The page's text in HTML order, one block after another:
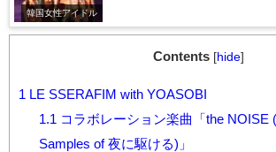
韓国女性アイドル
Contents [hide]
1
LE SSERAFIM with YOASOBI
1.1
コラボレーション楽曲「the NOISE
Samples of 夜に駆ける)」